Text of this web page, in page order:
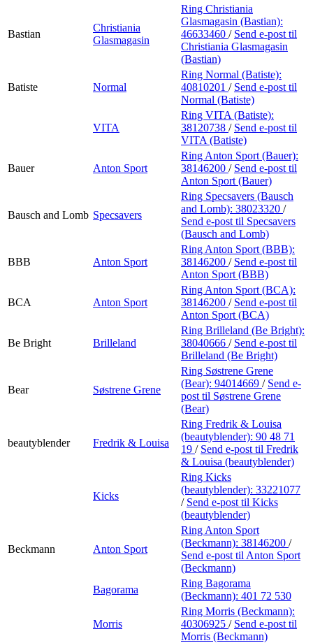
Bastian
Christiania
Glasmagasin
Ring Christiania
Glasmagasin (Bastian):
46633460 / Send e-post til
Christiania Glasmagasin
(Bastian)
Batiste Normal
Ring Normal (Batiste):
40810201 / Send e-post til
Normal (Batiste)
VITA
Ring VITA (Batiste):
38120738 / Send e-post til
VITA (Batiste)
Bauer Anton Sport
Ring Anton Sport (Bauer):
38146200 / Send e-post til
Anton Sport (Bauer)
Bausch and Lomb Specsavers
Ring Specsavers (Bausch
and Lomb): 38023320 /
Send e-post til Specsavers
(Bausch and Lomb)
BBB Anton Sport
Ring Anton Sport (BBB):
38146200 / Send e-post til
Anton Sport (BBB)
BCA Anton Sport
Ring Anton Sport (BCA):
38146200 / Send e-post til
Anton Sport (BCA)
Be Bright Brilleland
Ring Brilleland (Be Bright):
38040666 / Send e-post til
Brilleland (Be Bright)
Bear Søstrene Grene
Ring Søstrene Grene
(Bear): 94014669 / Send e-
post til Søstrene Grene
(Bear)
beautyblender Fredrik & Louisa
Ring Fredrik & Louisa
(beautyblender): 90 48 71
19 / Send e-post til Fredrik
& Louisa (beautyblender)
Kicks
Ring Kicks
(beautyblender): 33221077
/ Send e-post til Kicks
(beautyblender)
Beckmann Anton Sport
Ring Anton Sport
(Beckmann): 38146200 /
Send e-post til Anton Sport
(Beckmann)
Bagorama
Ring Bagorama
(Beckmann): 401 72 530
Morris
Ring Morris (Beckmann):
40306925 / Send e-post til
Morris (Beckmann)